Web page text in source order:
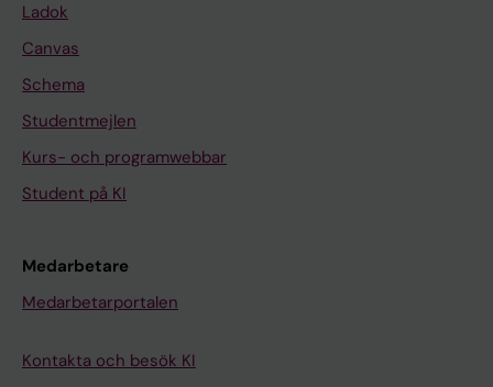
Ladok
Canvas
Schema
Studentmejlen
Kurs- och programwebbar
Student på KI
Medarbetare
Medarbetarportalen
Kontakta och besök KI